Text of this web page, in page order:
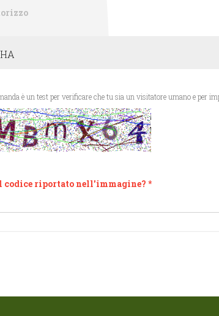
codice riportato nell'immagine? *